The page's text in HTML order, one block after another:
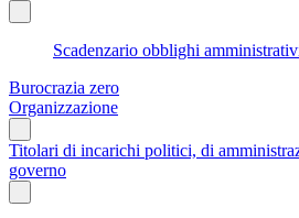
Scadenzario obblighi
Burocrazia zero
Organizzazione
Titolari di incarichi politici, di
governo